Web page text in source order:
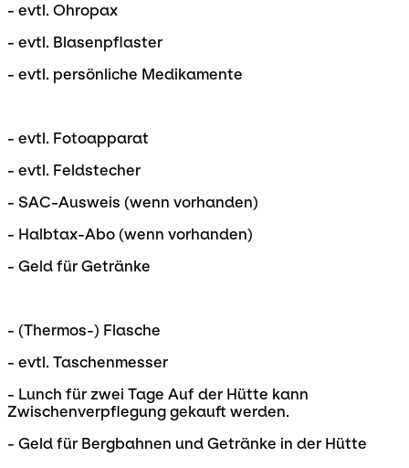
- evtl. Ohropax
- evtl. Blasenpflaster
- evtl. persönliche Medikamente
- evtl. Fotoapparat
- evtl. Feldstecher
- SAC-Ausweis (wenn vorhanden)
- Halbtax-Abo (wenn vorhanden)
- Geld für Getränke
- (Thermos-) Flasche
- evtl. Taschenmesser
- Lunch für zwei Tage Auf der Hütte kann
Zwischenverpflegung gekauft werden.
- Geld für Bergbahnen und Getränke in der Hütte